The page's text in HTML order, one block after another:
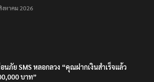
งหาคม 2026
อนภัย SMS หลอกลวง “คุณฝากเงินสำเร็จแล้ว
บาท”